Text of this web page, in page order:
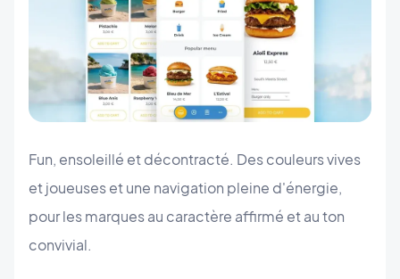
Fun, ensoleillé et décontracté. Des couleurs vives
et joueuses et une navigation pleine d'énergie,
pour les marques au caractère affirmé et au ton
convivial.